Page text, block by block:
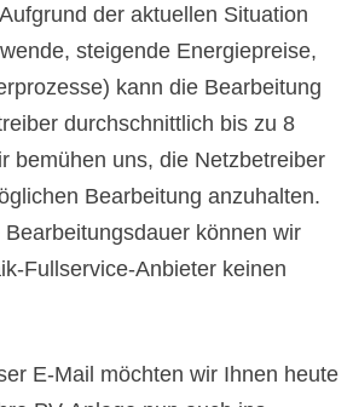
der aktuellen Situation
steigende Energiepreise,
kann die Bearbeitung
durchschnittlich bis zu 8
bemühen uns, die Netzbetreiber
Bearbeitung anzuhalten.
können wir
Fullservice-Anbieter keinen
E-Mail möchten wir Ihnen heute